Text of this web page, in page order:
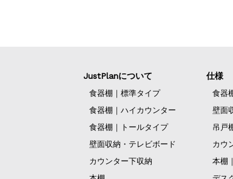
JustPlanについて
食器棚｜標準タイプ
食器棚｜ハイカウンター
食器棚｜トールタイプ
壁面収納・テレビボード
カウンター下収納
仕様
食器
壁面
吊戸
カウ
本棚